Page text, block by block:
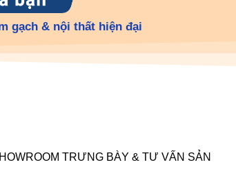
gạch & nội thất hiện đại
TRƯNG BÀY & TƯ VẤN SẢN